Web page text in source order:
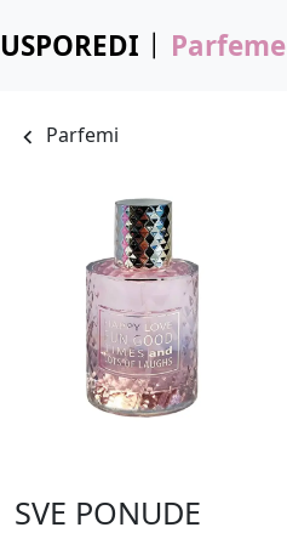
USPOREDI Parfeme
Parfemi
SVE PONUDE